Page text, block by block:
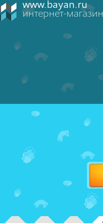
www.bayan.ru
интернет-магазин